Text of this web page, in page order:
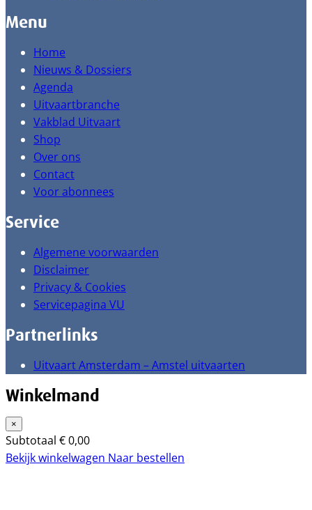
Menu
Home
Nieuws & Dossiers
Agenda
Uitvaartbranche
Vakblad Uitvaart
Shop
Over ons
Contact
Voor abonnees
Service
Algemene voorwaarden
Disclaimer
Privacy & Cookies
Servicepagina VU
Partnerlinks
Uitvaart Amsterdam – Amstel uitvaarten
Winkelmand
×
Subtotaal €0,00
Bekijk winkelwagen Naar bestellen